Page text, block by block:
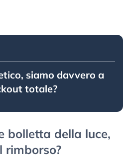
siamo davvero a
totale?
bolletta della luce,
rimborso?